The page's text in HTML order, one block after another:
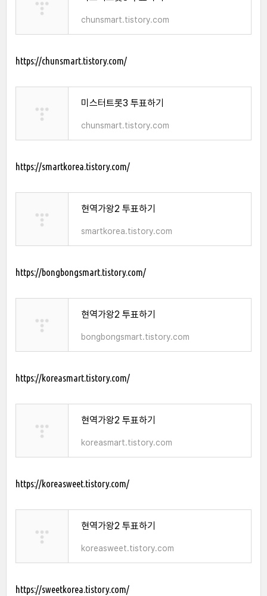
chunsmart.tistory.com
https://chunsmart.tistory.com/
미스터트롯3 투표하기
chunsmart.tistory.com
https://smartkorea.tistory.com/
현역가왕2 투표하기
smartkorea.tistory.com
https://bongbongsmart.tistory.com/
현역가왕2 투표하기
bongbongsmart.tistory.com
https://koreasmart.tistory.com/
현역가왕2 투표하기
koreasmart.tistory.com
https://koreasweet.tistory.com/
현역가왕2 투표하기
koreasweet.tistory.com
https://sweetkorea.tistory.com/